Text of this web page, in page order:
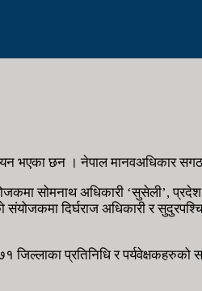
भएका छन । नेपाल मानवअधिकार
सोमनाथ अधिकारी ‘सुसेली’,
संयोजकमा दिर्घराज अधिकारी र
प्रतिनिधि र पर्यवेक्षकहरुको